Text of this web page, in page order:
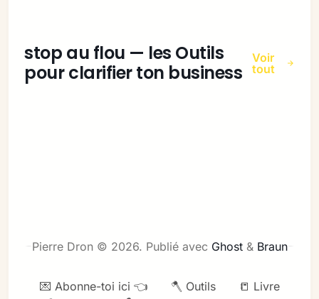
stop au flou — les Outils
pour clarifier ton business
Voir
tout
Pierre Dron © 2026. Publié avec Ghost& Braun
💌 Abonne-toi ici 👈 🪓 Outils
📒 Livre